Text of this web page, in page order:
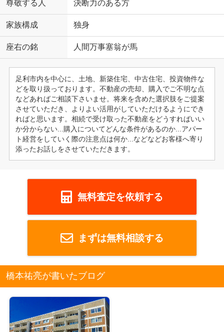
尊敬する人 決断力のある方
家族構成 独身
座右の銘 人間万事塞翁が馬
足利市内を中心に、土地、新築住宅、中古住宅、投資物件な
どを取り扱っております。不動産の売却、購入でご不明な点
などあればご相談下さいませ。将来を含めた選択肢をご提案
させていただき、よりよい活用がしていただけるようにでき
ればと思います。相続で受け取った不動産をどうすればいい
か分からない...購入についてどんな条件があるのか...アパー
ト経営をしていく際の注意点は何か...などなどお客様へ寄り
添ったお話しをさせていただきます。
無料査定を依頼する
まずは無料相談する
橋本祐亮が書いたブログ